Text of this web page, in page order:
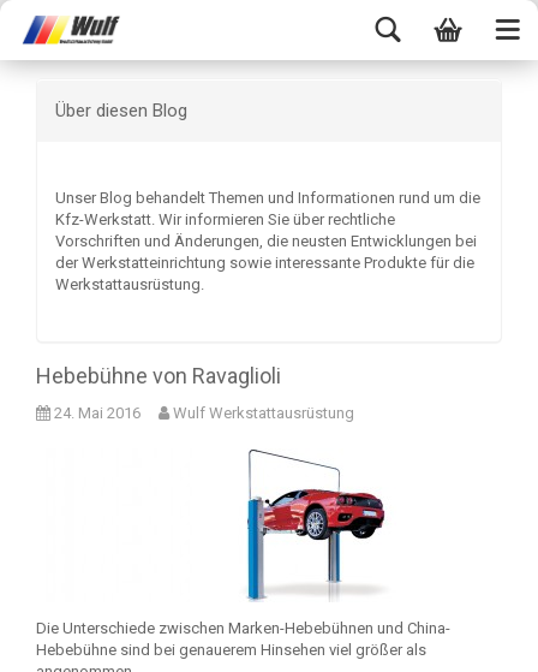
Über diesen Blog
Unser Blog behandelt Themen und Informationen rund um die
Kfz-Werkstatt. Wir informieren Sie über rechtliche
Vorschriften und Änderungen, die neusten Entwicklungen bei
der Werkstatteinrichtung sowie interessante Produkte für die
Werkstattausrüstung.
Hebebühne von Ravaglioli
24. Mai 2016 Wulf Werkstattausrüstung
Die Unterschiede zwischen Marken-Hebebühnen und China-
Hebebühne sind bei genauerem Hinsehen viel größer als